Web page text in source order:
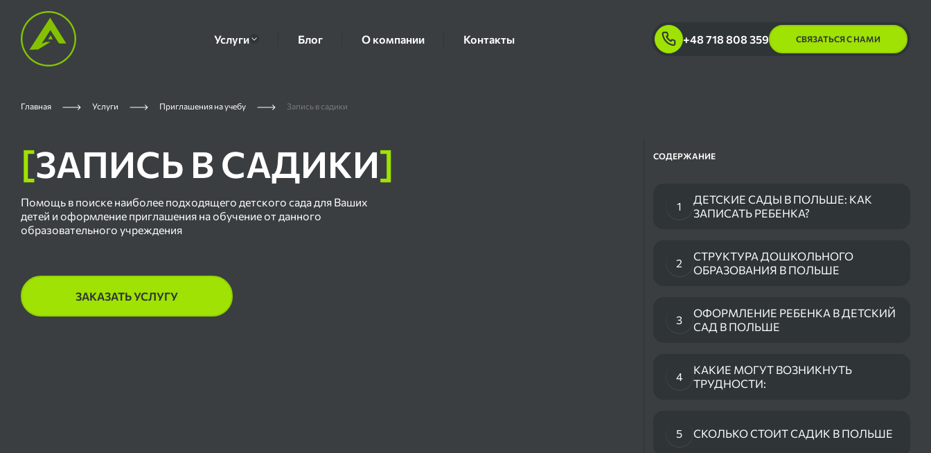
Услуги Блог О компании Контакты +48 718 808 359 СВЯЗАТЬСЯ С НАМИ
Главная Услуги Приглашения на учебу Запись в садики
[ЗАПИСЬ В САДИКИ]
Помощь в поиске наиболее подходящего детского сада для Ваших
детей и оформление приглашения на обучение от данного
образовательного учреждения
ЗАКАЗАТЬ УСЛУГУ
СОДЕРЖАНИЕ
1
ДЕТСКИЕ САДЫ В ПОЛЬШЕ: КАК
ЗАПИСАТЬ РЕБЕНКА?
2
СТРУКТУРА ДОШКОЛЬНОГО
ОБРАЗОВАНИЯ В ПОЛЬШЕ
3
ОФОРМЛЕНИЕ РЕБЕНКА В ДЕТСКИЙ
САД В ПОЛЬШЕ
4
КАКИЕ МОГУТ ВОЗНИКНУТЬ
ТРУДНОСТИ:
5 СКОЛЬКО СТОИТ САДИК В ПОЛЬШЕ